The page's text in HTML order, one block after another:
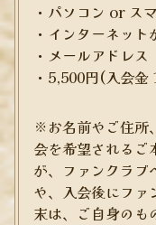
・パソコン or ス
・インターネッ
・メールアドレス
・5,500円(入会
※お名前やご住所
会を希望されるご
が、ファンクラブ
や、入会後にファ
末は、ご自身のも